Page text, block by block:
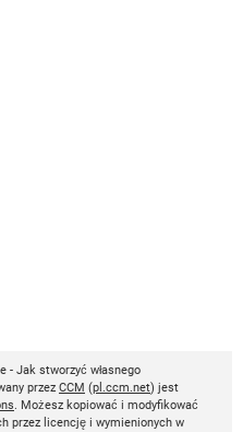
- Jak stworzyć własnego
przez CCM (pl.ccm.net) jest
. Możesz kopiować i modyfikować
przez licencję i wymienionych w